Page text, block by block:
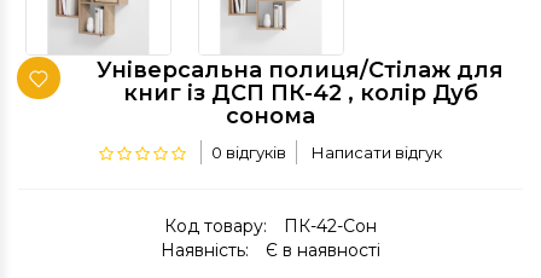
Універсальна полиця/Стілаж для
книг із ДСП ПК-42 , колір Дуб
сонома
0 відгуків Написати відгук
Код товару:
ПК-42-Сон
Наявність:
Є в наявності